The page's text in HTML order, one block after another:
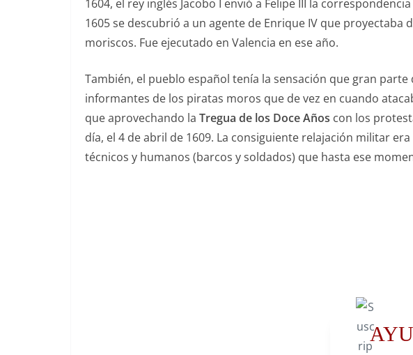
1604, el rey inglés Jacobo I envió a Felipe III la
1605 se descubrió a un agente de Enrique IV que
moriscos. Fue ejecutado en Valencia en ese año.
También, el pueblo español tenía la sensación que gran
informantes de los piratas moros que de vez en cuando
que aprovechando la Tregua de los Doce Años con los
día, el 4 de abril de 1609. La consiguiente relajación militar
técnicos y humanos (barcos y soldados) que hasta ese